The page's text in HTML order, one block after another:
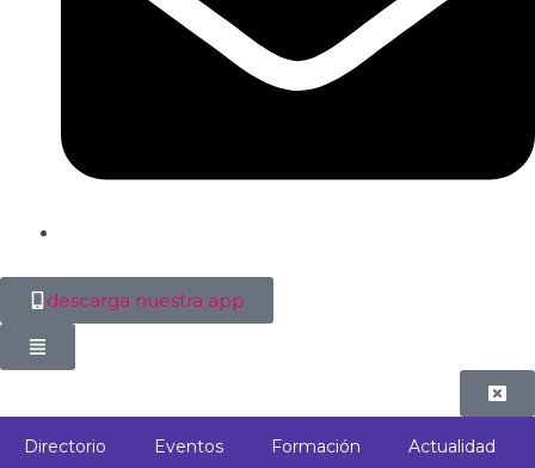
descarga nuestra app
Directorio Eventos Formación Actualidad